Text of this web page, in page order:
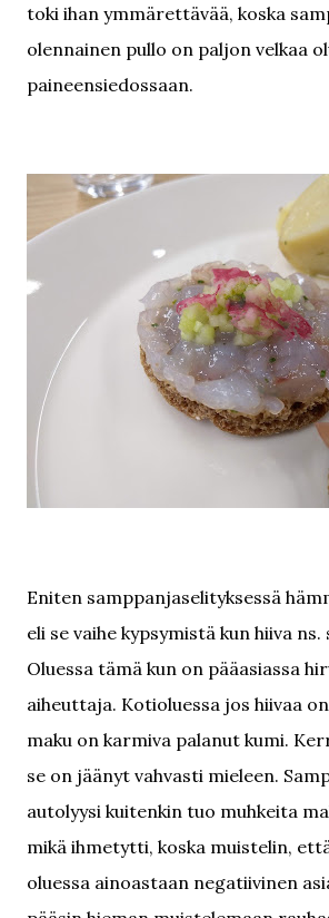
toki ihan ymmärettävää, koska
olennainen pullo on paljon velkaa
paineensiedossaan.
Eniten samppanjaselityksessä
eli se vaihe kypsymistä kun hiiva ns.
Oluessa tämä kun on pääasiassa
aiheuttaja. Kotioluessa jos hiivaa
maku on karmiva palanut kumi.
se on jäänyt vahvasti mieleen.
autolyysi kuitenkin tuo muhkeita
mikä ihmetytti, koska muistelin,
oluessa ainoastaan negatiivinen